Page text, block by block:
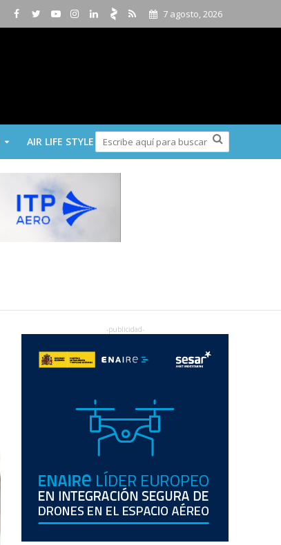
7 agosto, 2026
AIR LIFE STYLE